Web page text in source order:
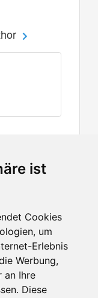
ist
Cookies
um
Erlebnis
Werbung,
an Ihre
Diese
Partners